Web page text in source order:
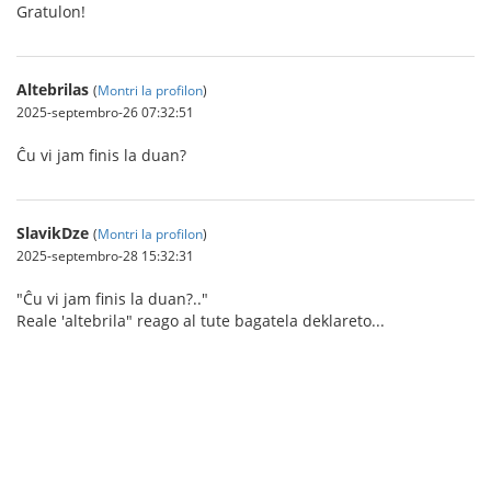
Gratulon!
Altebrilas (Montri la profilon)
2025-septembro-26 07:32:51
Ĉu vi jam finis la duan?
SlavikDze (Montri la profilon)
2025-septembro-28 15:32:31
"Ĉu vi jam finis la duan?.."
Reale 'altebrila" reago al tute bagatela deklareto...